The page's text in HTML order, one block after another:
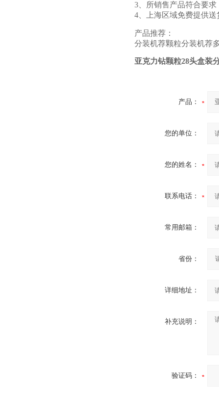
3、所销售产品符合要
4、上海区域免费提供
产品推荐：
分装机荐颗粒分装机荐
亚克力钻颗粒28头盒装
产品：
您的单位：
您的姓名：
联系电话：
常用邮箱：
省份：
详细地址：
补充说明：
验证码：